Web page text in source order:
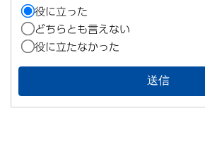
役に立った
どちらとも言えない
役に立たなかった